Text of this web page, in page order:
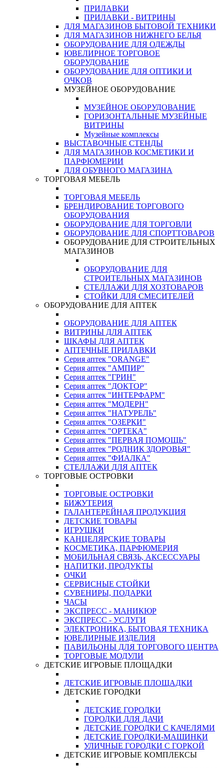
ПРИЛАВКИ
ПРИЛАВКИ - ВИТРИНЫ
ДЛЯ МАГАЗИНОВ БЫТОВОЙ ТЕХНИКИ
ДЛЯ МАГАЗИНОВ НИЖНЕГО БЕЛЬЯ
ОБОРУДОВАНИЕ ДЛЯ ОДЕЖДЫ
ЮВЕЛИРНОЕ ТОРГОВОЕ
ОБОРУДОВАНИЕ
ОБОРУДОВАНИЕ ДЛЯ ОПТИКИ И
ОЧКОВ
МУЗЕЙНОЕ ОБОРУДОВАНИЕ
МУЗЕЙНОЕ ОБОРУДОВАНИЕ
ГОРИЗОНТАЛЬНЫЕ МУЗЕЙНЫЕ
ВИТРИНЫ
Музейные комплексы
ВЫСТАВОЧНЫЕ СТЕНДЫ
ДЛЯ МАГАЗИНОВ КОСМЕТИКИ И
ПАРФЮМЕРИИ
ДЛЯ ОБУВНОГО МАГАЗИНА
ТОРГОВАЯ МЕБЕЛЬ
ТОРГОВАЯ МЕБЕЛЬ
БРЕНДИРОВАНИЕ ТОРГОВОГО
ОБОРУДОВАНИЯ
ОБОРУДОВАНИЕ ДЛЯ ТОРГОВЛИ
ОБОРУДОВАНИЕ ДЛЯ СПОРТТОВАРОВ
ОБОРУДОВАНИЕ ДЛЯ СТРОИТЕЛЬНЫХ
МАГАЗИНОВ
ОБОРУДОВАНИЕ ДЛЯ
СТРОИТЕЛЬНЫХ МАГАЗИНОВ
СТЕЛЛАЖИ ДЛЯ ХОЗТОВАРОВ
СТОЙКИ ДЛЯ СМЕСИТЕЛЕЙ
ОБОРУДОВАНИЕ ДЛЯ АПТЕК
ОБОРУДОВАНИЕ ДЛЯ АПТЕК
ВИТРИНЫ ДЛЯ АПТЕК
ШКАФЫ ДЛЯ АПТЕК
АПТЕЧНЫЕ ПРИЛАВКИ
Серия аптек "ORANGE"
Серия аптек "АМПИР"
Серия аптек "ГРИН"
Серия аптек "ДОКТОР"
Серия аптек "ИНТЕРФАРМ"
Серия аптек "МОДЕРН"
Серия аптек "НАТУРЕЛЬ"
Серия аптек "ОЗЕРКИ"
Серия аптек "ОРТЕКА"
Серия аптек "ПЕРВАЯ ПОМОЩЬ"
Серия аптек "РОДНИК ЗДОРОВЬЯ"
Серия аптек "ФИАЛКА"
СТЕЛЛАЖИ ДЛЯ АПТЕК
ТОРГОВЫЕ ОСТРОВКИ
ТОРГОВЫЕ ОСТРОВКИ
БИЖУТЕРИЯ
ГАЛАНТЕРЕЙНАЯ ПРОДУКЦИЯ
ДЕТСКИЕ ТОВАРЫ
ИГРУШКИ
КАНЦЕЛЯРСКИЕ ТОВАРЫ
КОСМЕТИКА, ПАРФЮМЕРИЯ
МОБИЛЬНАЯ СВЯЗЬ, АКСЕССУАРЫ
НАПИТКИ, ПРОДУКТЫ
ОЧКИ
СЕРВИСНЫЕ СТОЙКИ
СУВЕНИРЫ, ПОДАРКИ
ЧАСЫ
ЭКСПРЕСС - МАНИКЮР
ЭКСПРЕСС - УСЛУГИ
ЭЛЕКТРОНИКА, БЫТОВАЯ ТЕХНИКА
ЮВЕЛИРНЫЕ ИЗДЕЛИЯ
ПАВИЛЬОНЫ ДЛЯ ТОРГОВОГО ЦЕНТРА
ТОРГОВЫЕ МОДУЛИ
ДЕТСКИЕ ИГРОВЫЕ ПЛОЩАДКИ
ДЕТСКИЕ ИГРОВЫЕ ПЛОЩАДКИ
ДЕТСКИЕ ГОРОДКИ
ДЕТСКИЕ ГОРОДКИ
ГОРОДКИ ДЛЯ ДАЧИ
ДЕТСКИЕ ГОРОДКИ С КАЧЕЛЯМИ
ДЕТСКИЕ ГОРОДКИ-МАШИНКИ
УЛИЧНЫЕ ГОРОДКИ С ГОРКОЙ
ДЕТСКИЕ ИГРОВЫЕ КОМПЛЕКСЫ